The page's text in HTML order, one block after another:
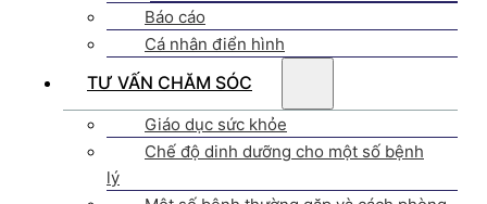
Báo cáo
Cá nhân điển hình
TƯ VẤN CHĂM SÓC
Giáo dục sức khỏe
Chế độ dinh dưỡng cho một số bệnh
lý